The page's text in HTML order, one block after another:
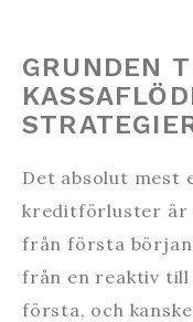
GRUNDEN
Det absolut mest
kreditförluster är
från första
från en reaktiv
första, och